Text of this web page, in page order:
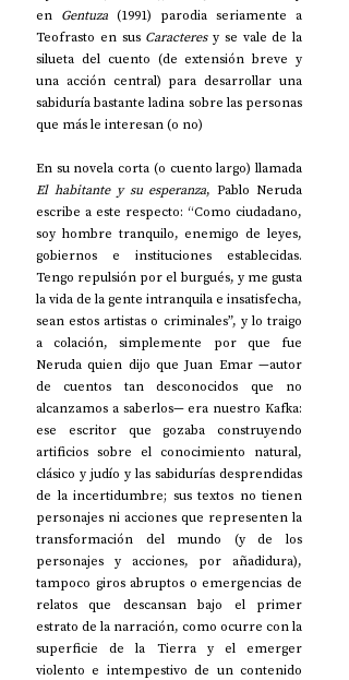
en Gentuza (1991) parodia seriamente a
Teofrasto en sus Caracteres y se vale de la
silueta del cuento (de extensión breve y
una acción central) para desarrollar una
sabiduría bastante ladina sobre las personas
que más le interesan (o no)
El habitante y su esperanza, Pablo Neruda
escribe a este respecto: “Como ciudadano,
soy hombre tranquilo, enemigo de leyes,
gobiernos e instituciones establecidas.
Tengo repulsión por el burgués, y me gusta
la vida de la gente intranquila e insatisfecha,
sean estos artistas o criminales”, y lo traigo
a colación, simplemente por que fue
Neruda quien dijo que Juan Emar —autor
de cuentos tan desconocidos que no
alcanzamos a saberlos— era nuestro Kafka:
ese escritor que gozaba construyendo
artificios sobre el conocimiento natural,
clásico y judío y las sabidurías desprendidas
de la incertidumbre; sus textos no tienen
personajes ni acciones que representen la
transformación del mundo (y de los
personajes y acciones, por añadidura),
tampoco giros abruptos o emergencias de
relatos que descansan bajo el primer
estrato de la narración, como ocurre con la
superficie de la Tierra y el emerger
violento e intempestivo de un contenido